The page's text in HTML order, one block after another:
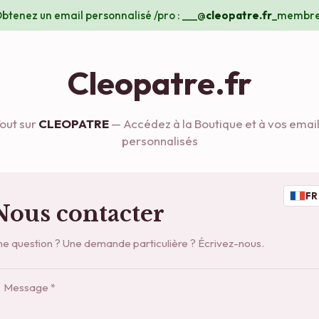
un email personnalisé /pro : ___@cleopatre.fr
Cleopatre.fr
surCLEOPATRE— Accédez à la Boutique et à vos
personnalisés
FR
contacter
question ? Une demande particulière ? Écrivez-nous.